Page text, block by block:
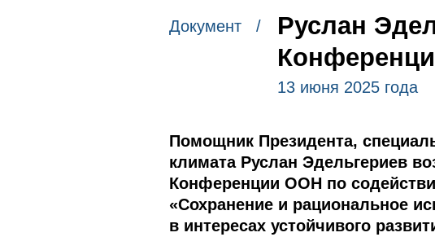
Документ /
Руслан
13 июня 2025 года
Помощник Президента,
климата Руслан Эдельгериев
Конференции ООН по
«Сохранение и рациональное
в интересах устойчивого